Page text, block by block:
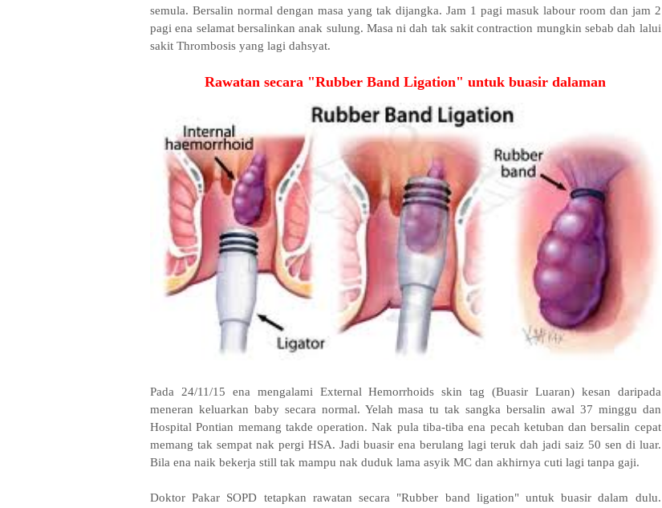
semula. Bersalin normal dengan masa yang tak dijangka. Jam 1 pagi masuk labour room dan jam 2
pagi ena selamat bersalinkan anak sulung. Masa ni dah tak sakit contraction mungkin sebab dah lalui
sakit Thrombosis yang lagi dahsyat.
Rawatan secara "Rubber Band Ligation" untuk buasir dalaman
Pada 24/11/15 ena mengalami External Hemorrhoids skin tag (Buasir Luaran) kesan daripada
meneran keluarkan baby secara normal. Yelah masa tu tak sangka bersalin awal 37 minggu dan
Hospital Pontian memang takde operation. Nak pula tiba-tiba ena pecah ketuban dan bersalin cepat
memang tak sempat nak pergi HSA. Jadi buasir ena berulang lagi teruk dah jadi saiz 50 sen di luar.
Bila ena naik bekerja still tak mampu nak duduk lama asyik MC dan akhirnya cuti lagi tanpa gaji.
Doktor Pakar SOPD tetapkan rawatan secara "Rubber band ligation" untuk buasir dalam dulu.